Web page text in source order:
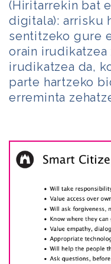
(Hiritarrekin bat
digitala): arrisku
sentitzeko gure
orain
irudikatzea da,
parte hartzeko
erreminta